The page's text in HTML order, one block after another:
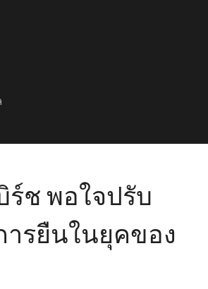
ร์ช พอใจปรับ
รยืนในยุคของ